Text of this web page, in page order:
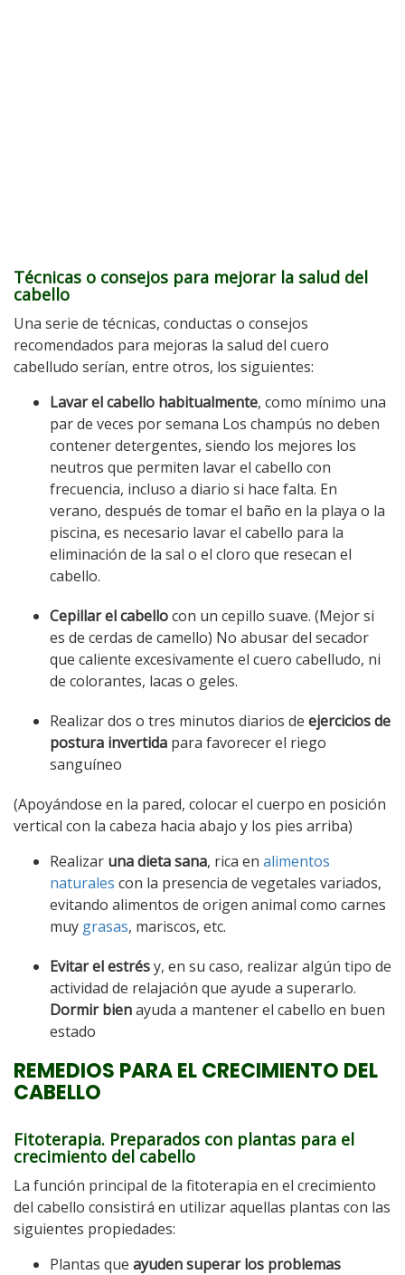
Técnicas o consejos para mejorar la salud del
cabello
Una serie de técnicas, conductas o consejos
recomendados para mejoras la salud del cuero
cabelludo serían, entre otros, los siguientes:
Lavar el cabello habitualmente, como mínimo una
par de veces por semana Los champús no deben
contener detergentes, siendo los mejores los
neutros que permiten lavar el cabello con
frecuencia, incluso a diario si hace falta. En
verano, después de tomar el baño en la playa o la
piscina, es necesario lavar el cabello para la
eliminación de la sal o el cloro que resecan el
cabello.
Cepillar el cabellocon un cepillo suave. (Mejor si
es de cerdas de camello) No abusar del secador
que caliente excesivamente el cuero cabelludo, ni
de colorantes, lacas o geles.
Realizar dos o tres minutos diarios de ejercicios de
postura invertida para favorecer el riego
sanguíneo
(Apoyándose en la pared, colocar el cuerpo en posición
vertical con la cabeza hacia abajo y los pies arriba)
Realizar una dieta sana, rica en alimentos
naturales con la presencia de vegetales variados,
evitando alimentos de origen animal como carnes
muy grasas, mariscos, etc.
Evitar el estrésy, en su caso, realizar algún tipo de
actividad de relajación que ayude a superarlo.
Dormir bienayuda a mantener el cabello en buen
estado
REMEDIOS PARA EL CRECIMIENTO DEL
CABELLO
Fitoterapia. Preparados con plantas para el
crecimiento del cabello
La función principal de la fitoterapia en el crecimiento
del cabello consistirá en utilizar aquellas plantas con las
siguientes propiedades:
Plantas que ayuden superar los problemas